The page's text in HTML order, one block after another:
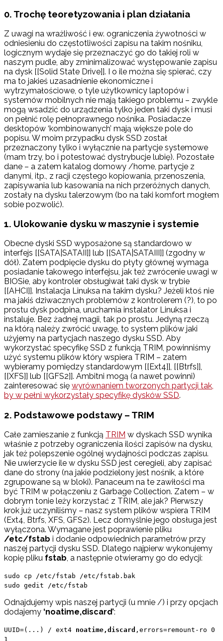
0. Trochę teoretyzowania i plan działania
Z uwagi na wrażliwość i ew. ograniczenia żywotności w
odniesieniu do częstotliwości zapisu na takim nośniku,
logicznym wydaje się przeznaczyć go do takiej roli w
naszym pudle, aby zminimalizować występowanie zapisu
na dysk [[Solid State Drive]]. I o ile można się spierać, czy
ma to jakieś uzasadnienie ekonomiczne i
wytrzymałościowe, o tyle użytkownicy laptopów i
systemów mobilnych nie mają takiego problemu – zwykle
mogą wsadzić do urządzenia tylko jeden taki dysk i musi
on pełnić rolę pełnoprawnego nośnika. Posiadacze
desktopów ‘kombinowanych’ mają większe pole do
popisu. W moim przypadku dysk SSD został
przeznaczony tylko i wyłącznie na partycje systemowe
(mam trzy, bo i potestować dystrybucje lubię). Pozostałe
dane – a zatem katalog domowy /home, partycje z
danymi, itp., z racji częstego kopiowania, przenoszenia,
zapisywania lub kasowania na nich przeróżnych danych,
zostały na dysku talerzowym (bo na taki komfort mogłem
sobie pozwolić).
1. Ulokowanie dysku w maszynie i systemie
Obecne dyski SSD wyposażone są standardowo w
interfejs [[SATA|SATAII]] lub [[SATA|SATAIII]] (zgodny w
dół). Zatem podpięcie dysku do płyty głównej wymaga
posiadanie takowego interfejsu, jak też zwrócenie uwagi w
BIOSie, aby kontroler obsługiwał taki dysk w trybie
[[AHCI]]. Instalacja Linuksa na takim dysku? Jeżeli ktoś nie
ma jakiś dziwacznych problemów z kontrolerem (?), to po
prostu dysk podpina, uruchamia instalator Linuksa i
instaluje. Bez żadnej magii, tak po prostu. Jedyną rzeczą
na którą należy zwrócić uwagę, to system plików jaki
użyjemy na partycjach naszego dysku SSD. Aby
wykorzystać specyfikę SSD z funkcją TRIM, powinniśmy
użyć systemu plików który wspiera TRIM – zatem
wybieramy pomiędzy standardowym [[Ext4]], [[Btrfs]],
[[XFS]] lub [[GFS2]]. Ambitni mogą (a nawet powinni)
zainteresować się wyrównaniem tworzonych partycji tak,
by w pełni wykorzystały specyfikę dysków SSD.
2. Podstawowe podstawy – TRIM
Całe zamieszanie z funkcją TRIM w dyskach SSD wynika
właśnie z potrzeby ograniczenia ilości zapisów na dysku,
jak też polepszenie ogólnej wydajności podczas zapisu.
Nie uwierzycie ile w dysku SSD jest ceregieli, aby zapisać
dane do strony (na jakie podzielony jest nośnik, a które
zgrupowane są w bloki). Panaceum na te zawiłości ma
być TRIM w połączeniu z Garbage Collection. Zatem – w
dobrym tonie leży korzystać z TRIM, ale jak? Pierwszy
krok już uczyniliśmy – nasz system plików wspiera TRIM
(Ext4, Btrfs, XFS, GFS2). Lecz domyślnie jego obsługa jest
wyłączona. Wymagane jest poprawienie pliku
/etc/fstab i dodanie odpowiednich parametrów przy
naszej partycji dysku SSD. Dlatego najpierw wykonujemy
kopię pliku fstab , a następnie otwieramy go do edycji:
sudo cp /etc/fstab /etc/fstab.bak
sudo gedit /etc/fstab
Odnajdujemy wpis naszej partycji (u mnie /) i przy opcjach
dodajemy ‘noatime,discard’:
UUID=(...) / ext4 noatime,discard ,errors=remount-ro 0
1